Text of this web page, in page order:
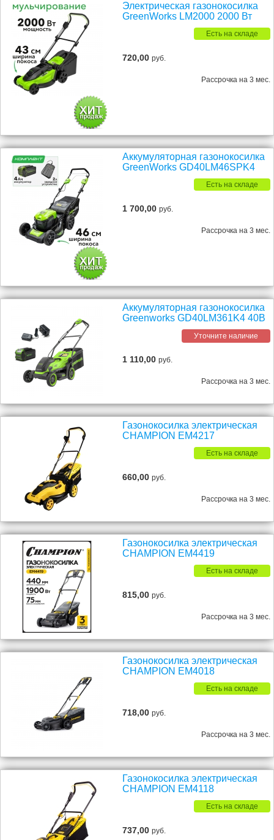
Электрическая газонокосилка
GreenWorks LM2000 2000 Вт
Есть на складе
720,00руб.
Рассрочка на 3 мес.
Аккумуляторная газонокосилка
GreenWorks GD40LM46SPK4
Есть на складе
1 700,00руб.
Рассрочка на 3 мес.
Аккумуляторная газонокосилка
Greenworks GD40LM361K4 40В
Уточните наличие
1 110,00руб.
Рассрочка на 3 мес.
Газонокосилка электрическая
CHAMPION EM4217
Есть на складе
660,00руб.
Рассрочка на 3 мес.
Газонокосилка электрическая
CHAMPION EM4419
Есть на складе
815,00руб.
Рассрочка на 3 мес.
Газонокосилка электрическая
CHAMPION EM4018
Есть на складе
718,00руб.
Рассрочка на 3 мес.
Газонокосилка электрическая
CHAMPION EM4118
Есть на складе
737,00руб.